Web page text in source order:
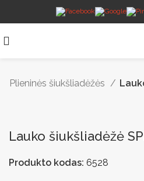
Plieninės šiukšliadėžės
Lauko šiukšliadėžė
Produkto kodas: 6528